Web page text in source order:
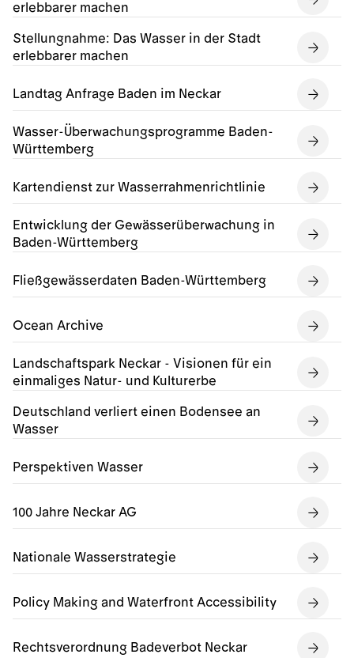
erlebbarer machen
Stellungnahme: Das Wasser in der Stadt
erlebbarer machen
Landtag Anfrage Baden im Neckar
Wasser-Überwachungsprogramme Baden-
Württemberg
Kartendienst zur Wasserrahmenrichtlinie
Entwicklung der Gewässerüberwachung in
Baden-Württemberg
Fließgewässerdaten Baden-Württemberg
Ocean Archive
Landschaftspark Neckar - Visionen für ein
einmaliges Natur- und Kulturerbe
Deutschland verliert einen Bodensee an
Wasser
Perspektiven Wasser
100 Jahre Neckar AG
Nationale Wasserstrategie
Policy Making and Waterfront Accessibility
Rechtsverordnung Badeverbot Neckar